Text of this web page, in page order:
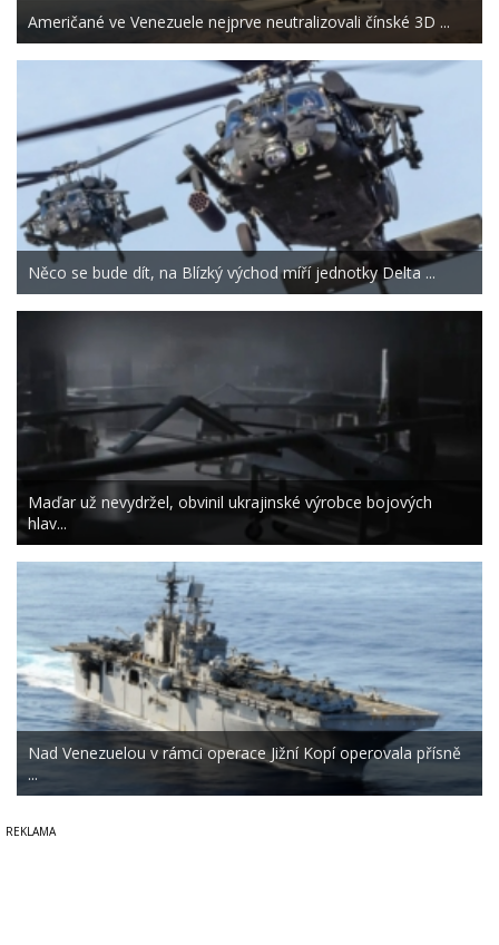
Američané ve Venezuele nejprve neutralizovali čínské 3D ...
Něco se bude dít, na Blízký východ míří jednotky Delta ...
Maďar už nevydržel, obvinil ukrajinské výrobce bojových
hlav...
Nad Venezuelou v rámci operace Jižní Kopí operovala přísně
...